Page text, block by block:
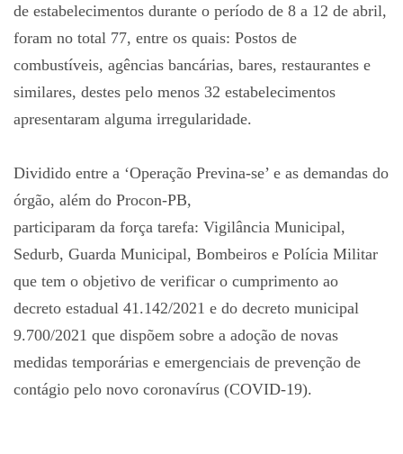
de estabelecimentos durante o período de 8 a 12 de abril,
foram no total 77, entre os quais: Postos de
combustíveis, agências bancárias, bares, restaurantes e
similares, destes pelo menos 32 estabelecimentos
apresentaram alguma irregularidade.
Dividido entre a ‘Operação Previna-se’ e as demandas do
órgão, além do Procon-PB,
participaram da força tarefa: Vigilância Municipal,
Sedurb, Guarda Municipal, Bombeiros e Polícia Militar
que tem o objetivo de verificar o cumprimento ao
decreto estadual 41.142/2021 e do decreto municipal
9.700/2021 que dispõem sobre a adoção de novas
medidas temporárias e emergenciais de prevenção de
contágio pelo novo coronavírus (COVID-19).